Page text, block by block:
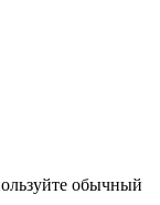
обычный